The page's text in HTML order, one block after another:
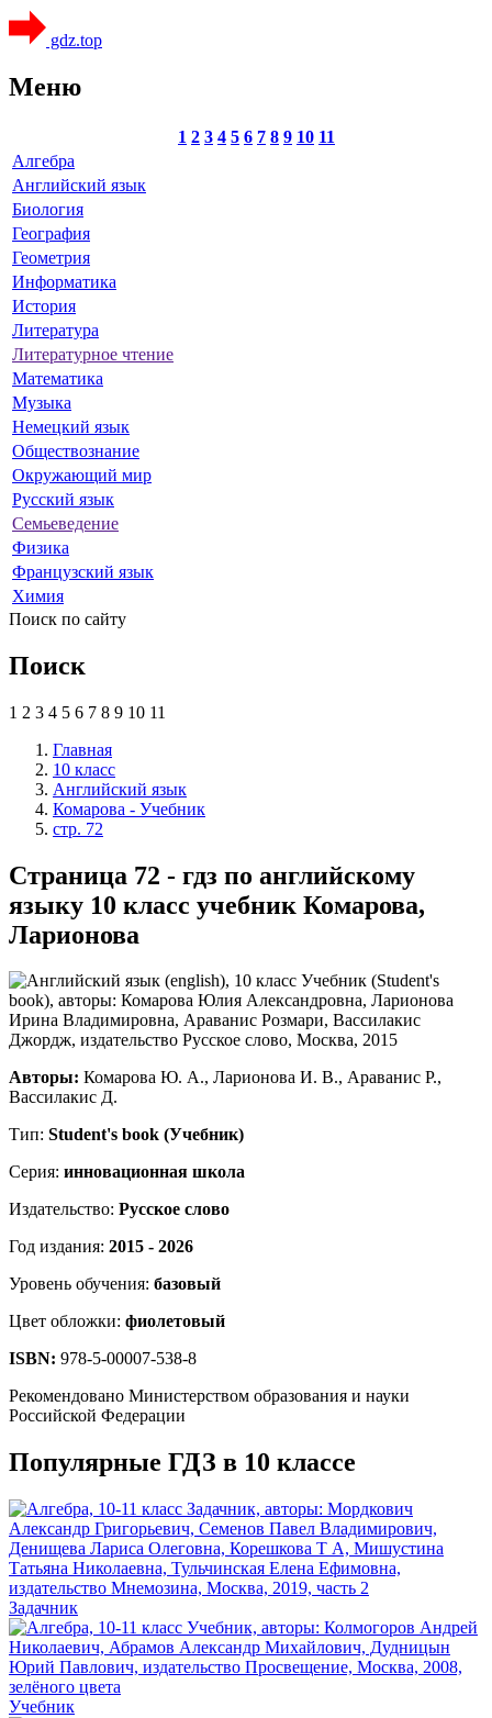
gdz.top
Меню
1 2 3 4 5 6 7 8 9 10 11
Алгебра
Английский язык
Биология
География
Геометрия
Информатика
История
Литература
Литературное чтение
Математика
Музыка
Немецкий язык
Обществознание
Окружающий мир
Русский язык
Семьеведение
Физика
Французский язык
Химия
Поиск по сайту
Поиск
1 2 3 4 5 6 7 8 9 10 11
Главная
10 класс
Английский язык
Комарова - Учебник
стр. 72
Страница 72 - гдз по английскому
языку 10 класс учебник Комарова,
Ларионова
Авторы: Комарова Ю. А., Ларионова И. В., Араванис Р.,
Вассилакис Д.
Тип: Student's book (Учебник)
Серия: инновационная школа
Издательство: Русское слово
Год издания: 2015 - 2026
Уровень обучения: базовый
Цвет обложки: фиолетовый
ISBN: 978-5-00007-538-8
Рекомендовано Министерством образования и науки
Российской Федерации
Популярные ГДЗ в 10 классе
Задачник
Учебник